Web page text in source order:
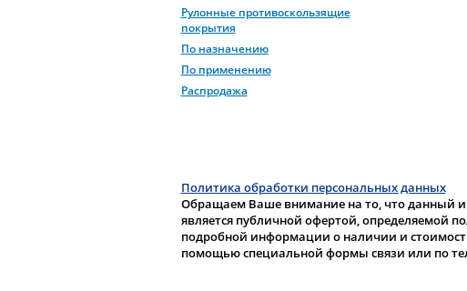
Рулонные противоскользящие
покрытия
По назначению
По применению
Распродажа
Политика обработки персональных данных
Обращаем Ваше внимание на то, что данный
является публичной офертой, определяемой
подробной информации о наличии и
помощью специальной формы связи или по